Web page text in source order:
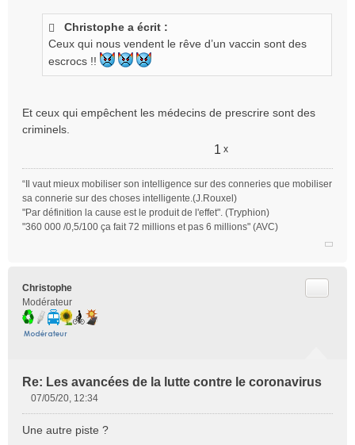
n
l
Christophe a écrit :
Ceux qui nous vendent le rêve d’un vaccin sont des
escrocs !!
Et ceux qui empêchent les médecins de prescrire sont des
criminels.
1 x
“Il vaut mieux mobiliser son intelligence sur des conneries que mobiliser
sa connerie sur des choses intelligente.(J.Rouxel)
"Par définition la cause est le produit de l'effet". (Tryphion)
"360 000 /0,5/100 ça fait 72 millions et pas 6 millions" (AVC)
Christophe
Modérateur
Re: Les avancées de la lutte contre le coronavirus
s
07/05/20, 12:34
Une autre piste ?